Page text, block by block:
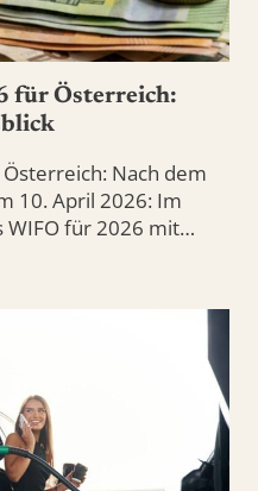
für Österreich:
Nach dem
10. April 2026: Im
WIFO für 2026 mit…